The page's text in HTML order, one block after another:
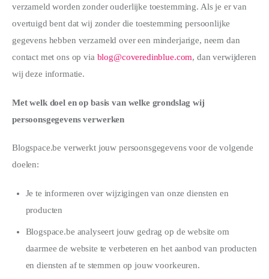
verzameld worden zonder ouderlijke toestemming. Als je er van
overtuigd bent dat wij zonder die toestemming persoonlijke
gegevens hebben verzameld over een minderjarige, neem dan
contact met ons op via blog@coveredinblue.com, dan verwijderen
wij deze informatie.
Met welk doel en op basis van welke grondslag wij
persoonsgegevens verwerken
Blogspace.be verwerkt jouw persoonsgegevens voor de volgende
doelen:
Je te informeren over wijzigingen van onze diensten en
producten
Blogspace.be analyseert jouw gedrag op de website om
daarmee de website te verbeteren en het aanbod van producten
en diensten af te stemmen op jouw voorkeuren.